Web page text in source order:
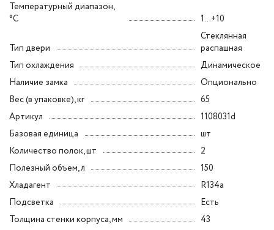
Температурный диапазон,
°C
1...+10
Тип двери
Стеклянная
распашная
Тип охлаждения
Динамическое
Наличие замка
Опционально
Вес (в упаковке), кг
65
Артикул
1108031d
Базовая единица
шт
Количество полок, шт
2
Полезный объем, л
150
Хладагент
R134a
Подсветка
Есть
Толщина стенки корпуса, мм
43